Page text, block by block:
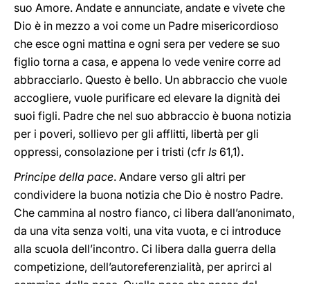
suo Amore. Andate e annunciate, andate e vivete che
Dio è in mezzo a voi come un Padre misericordioso
che esce ogni mattina e ogni sera per vedere se suo
figlio torna a casa, e appena lo vede venire corre ad
abbracciarlo. Questo è bello. Un abbraccio che vuole
accogliere, vuole purificare ed elevare la dignità dei
suoi figli. Padre che nel suo abbraccio è buona notizia
per i poveri, sollievo per gli afflitti, libertà per gli
oppressi, consolazione per i tristi (cfr Is 61,1).
Principe della pace. Andare verso gli altri per
condividere la buona notizia che Dio è nostro Padre.
Che cammina al nostro fianco, ci libera dall’anonimato,
da una vita senza volti, una vita vuota, e ci introduce
alla scuola dell’incontro. Ci libera dalla guerra della
competizione, dell’autoreferenzialità, per aprirci al